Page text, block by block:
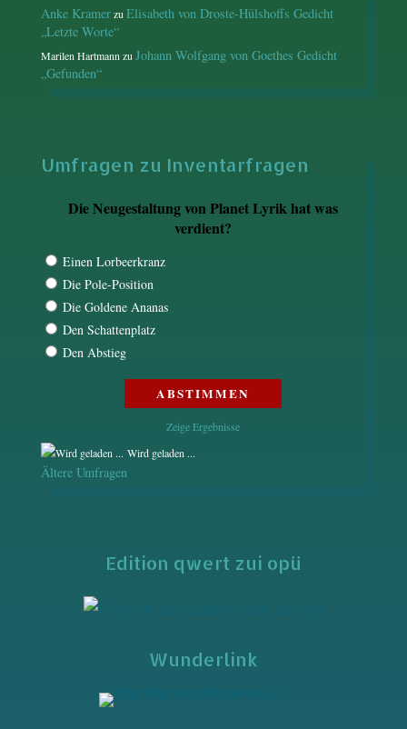
Anke KramerzuElisabeth von Droste-Hülshoffs Gedicht
„Letzte Worte“
Marilen HartmannzuJohann Wolfgang von Goethes Gedicht
„Gefunden“
Umfragen zu Inventarfragen
Die Neugestaltung von Planet Lyrik hat was
verdient?
Einen Lorbeerkranz
Die Pole-Position
Die Goldene Ananas
Den Schattenplatz
Den Abstieg
Zeige Ergebnisse
Wird geladen ...
Ältere Umfragen
Edition qwert zui opü
Wunderlink